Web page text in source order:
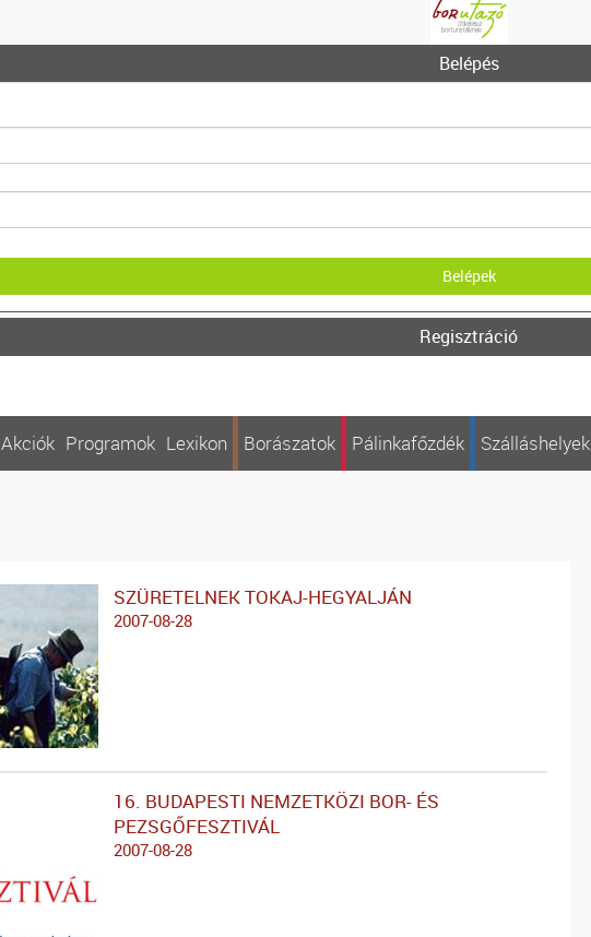
Belépés
Regisztráció
Akciók Programok Lexikon Borászatok Pálinkafőzdék Szálláshelyek
SZÜRETELNEK TOKAJ-HEGYALJÁN
2007-08-28
16. BUDAPESTI NEMZETKÖZI BOR- ÉS
PEZSGŐFESZTIVÁL
2007-08-28